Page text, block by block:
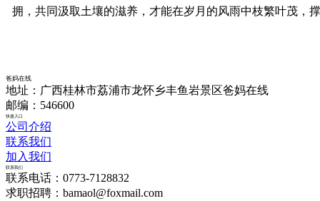
拥，共同汲取土壤的滋养，才能在岁月的风雨中枝繁叶茂，
爸妈在线
地址：广西桂林市荔浦市龙怀乡丰鱼岩景区爸妈在线
邮编：546600
快捷入口
公司介绍
联系我们
加入我们
联系我们
联系电话：0773-7128832
求职招聘：bamaol@foxmail.com